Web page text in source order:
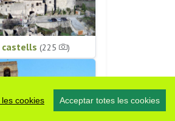
cookies Acceptar totes les cookies
castells (225 )